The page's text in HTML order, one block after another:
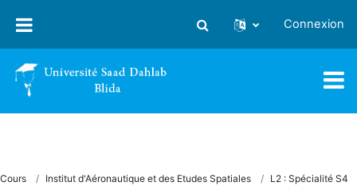
Activer/désactiver la saisie
Connexion
Cours Institut d'Aéronautique et des Etudes Spatiales
L2 : Spécialité S4